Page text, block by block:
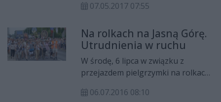
przez Radom. Organizatorzy
niespodzianki. Będą też pokazy
wyczynowej jazdy na rolkach i
nauka jazdy pod okiem
instruktora.
07.05.2017 07:55
Na rolkach na Jasną Górę.
Utrudnienia w ruchu
W środę, 6 lipca w związku z
przejazdem pielgrzymki na rolkach
godzinach około 10:30-12:30 mogą
06.07.2016 08:10